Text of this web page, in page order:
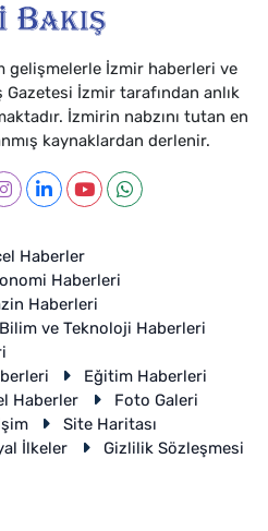
gelişmelerle İzmir haberleri ve
İzmir tarafından anlık
İzmirin nabzını tutan en
kaynaklardan derlenir.
Haberler
Haberleri
Haberleri
Bilim ve Teknoloji Haberleri
Eğitim Haberleri
Haberler
Foto Galeri
Site Haritası
İlkeler
Gizlilik Sözleşmesi